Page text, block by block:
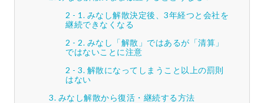
みなし解散決定後、3年経つと会社を
継続できなくなる
みなし「解散」ではあるが「清算」
ではないことに注意
解散になってしまうこと以上の罰則
はない
みなし解散から復活・継続する方法